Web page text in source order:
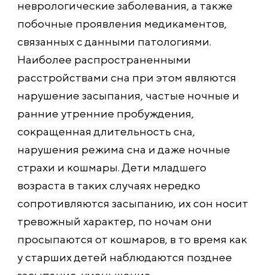
неврологические заболевания, а также
побочные проявления медикаментов,
связанных с данными патологиями.
Наиболее распространенными
расстройствами сна при этом являются
нарушение засыпания, частые ночные и
ранние утренние пробуждения,
сокращенная длительность сна,
нарушения режима сна и даже ночные
страхи и кошмары. Дети младшего
возраста в таких случаях нередко
сопротивляются засыпанию, их сон носит
тревожный характер, по ночам они
просыпаются от кошмаров, в то время как
у старших детей наблюдаются позднее